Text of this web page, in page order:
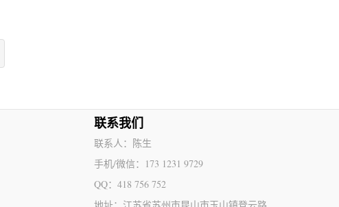
联系我们
联系人：陈生
手机/微信：173 1231 9729
QQ：418 756 752